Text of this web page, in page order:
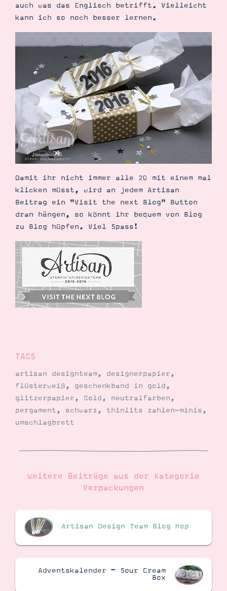
auch was das Englisch betrifft. Vielleicht
kann ich so noch besser lernen.
Damit ihr nicht immer alle 20 mit einem mal
klicken müsst, wird an jedem Artisan
Beitrag ein "Visit the next Blog" Button
dran hängen, so könnt ihr bequem von Blog
zu Blog hüpfen. Viel Spass!
TAGS
artisan designteam, designerpapier,
flüsterweiß, geschenkband in gold,
glitzerpapier, Gold, neutralfarben,
pergament, schwarz, thinlits zahlen-minis,
umschlagbrett
Weitere Beiträge aus der Kategorie
Verpackungen
Artisan Design Team Blog Hop
Adventskalender – Sour Cream
Box